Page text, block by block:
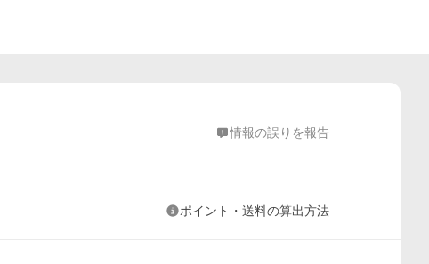
情報の誤りを報告
ポイント・送料の算出方法